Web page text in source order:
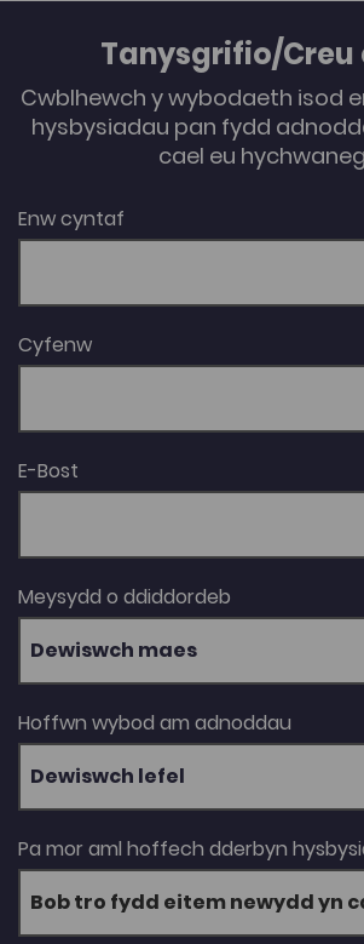
Tanysgrifio/
Cwblhewch y wybodaeth isod
hysbysiadau pan fydd
cael eu
Enw cyntaf
Cyfenw
E-Bost
Meysydd o ddiddordeb
Dewiswch maes
Hoffwn wybod am adnoddau
Dewiswch lefel
Pa mor aml hoffech dderbyn